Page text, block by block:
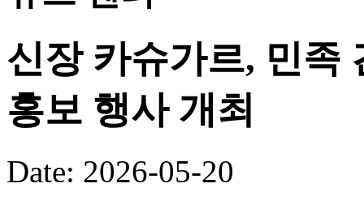
신장 카슈가르, 민족
홍보 행사 개최
Date: 2026-05-20